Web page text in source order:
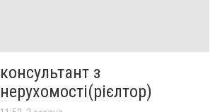
консультант з
нерухомості(рієлтор)